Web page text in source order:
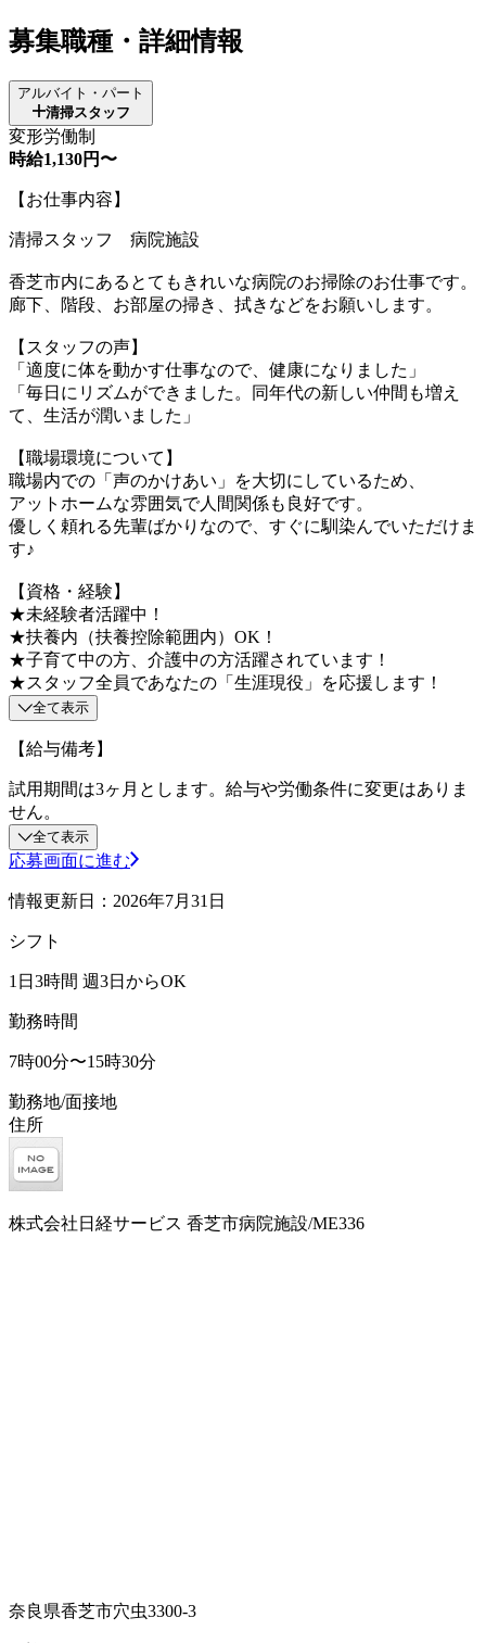
募集職種・詳細情報
アルバイト・パート
清掃スタッフ
変形労働制
時給1,130円〜
【お仕事内容】
清掃スタッフ 病院施設
香芝市内にあるとてもきれいな病院のお掃除のお仕事です。
廊下、階段、お部屋の掃き、拭きなどをお願いします。
【スタッフの声】
「適度に体を動かす仕事なので、健康になりました」
「毎日にリズムができました。同年代の新しい仲間も増え
て、生活が潤いました」
【職場環境について】
職場内での「声のかけあい」を大切にしているため、
アットホームな雰囲気で人間関係も良好です。
優しく頼れる先輩ばかりなので、すぐに馴染んでいただけま
す♪
【資格・経験】
★未経験者活躍中！
★扶養内（扶養控除範囲内）OK！
★子育て中の方、介護中の方活躍されています！
★スタッフ全員であなたの「生涯現役」を応援します！
全て表示
【給与備考】
試用期間は3ヶ月とします。給与や労働条件に変更はありま
せん。
全て表示
応募画面に進む
情報更新日：2026年7月31日
シフト
1日3時間 週3日からOK
勤務時間
7時00分〜15時30分
勤務地/面接地
住所
株式会社日経サービス 香芝市病院施設/ME336
奈良県香芝市穴虫3300-3